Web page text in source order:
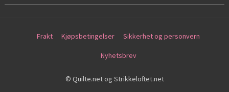
Frakt Kjøpsbetingelser Sikkerhet og personvern
Nyhetsbrev
© Quilte.net og Strikkeloftet.net